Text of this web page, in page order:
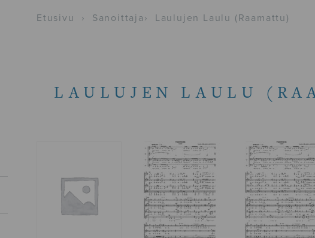
Etusivu › Sanoittaja › Laulujen Laulu (Raamattu)
LAULUJEN LAULU